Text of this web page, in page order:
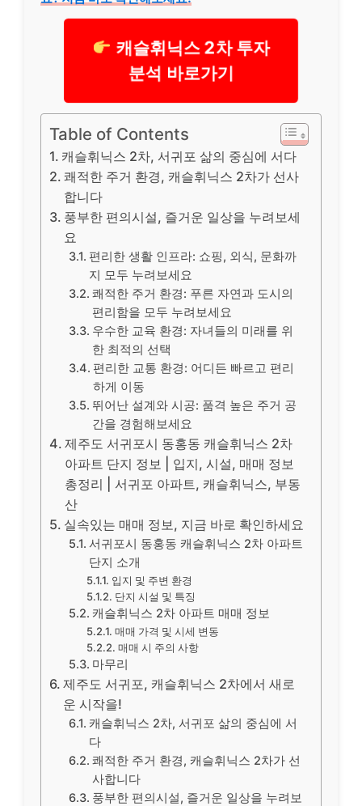
캐슬휘닉스 2차 투자
분석 바로가기
Table of Contents
캐슬휘닉스 2차, 서귀포 삶의 중심에 서다
쾌적한 주거 환경, 캐슬휘닉스 2차가 선사
합니다
풍부한 편의시설, 즐거운 일상을 누려보세
요
편리한 생활 인프라: 쇼핑, 외식, 문화까
지 모두 누려보세요
쾌적한 주거 환경: 푸른 자연과 도시의
편리함을 모두 누려보세요
우수한 교육 환경: 자녀들의 미래를 위
한 최적의 선택
편리한 교통 환경: 어디든 빠르고 편리
하게 이동
뛰어난 설계와 시공: 품격 높은 주거 공
간을 경험해보세요
제주도 서귀포시 동홍동 캐슬휘닉스 2차
아파트 단지 정보 | 입지, 시설, 매매 정보
총정리 | 서귀포 아파트, 캐슬휘닉스, 부동
산
실속있는 매매 정보, 지금 바로 확인하세요
서귀포시 동홍동 캐슬휘닉스 2차 아파트
단지 소개
입지 및 주변 환경
단지 시설 및 특징
캐슬휘닉스 2차 아파트 매매 정보
매매 가격 및 시세 변동
매매 시 주의 사항
마무리
제주도 서귀포, 캐슬휘닉스 2차에서 새로
운 시작을!
캐슬휘닉스 2차, 서귀포 삶의 중심에 서
다
쾌적한 주거 환경, 캐슬휘닉스 2차가 선
사합니다
풍부한 편의시설, 즐거운 일상을 누려보